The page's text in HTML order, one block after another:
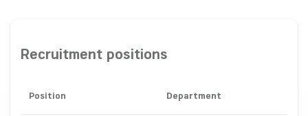
Recruitment positions
Position Department